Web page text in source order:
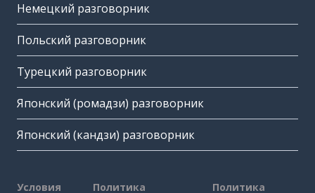
Немецкий разговорник
Польский разговорник
Турецкий разговорник
Японский (ромадзи) разговорник
Японский (кандзи) разговорник
Условия Политика Политика